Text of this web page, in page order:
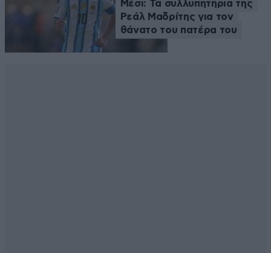
Μέσι: Τα συλλυπητήρια της
Ρεάλ Μαδρίτης για τον
θάνατο του πατέρα του